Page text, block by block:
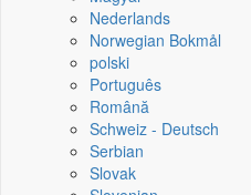
Nederlands
Norwegian Bokmål
polski
Português
Română
Schweiz - Deutsch
Serbian
Slovak